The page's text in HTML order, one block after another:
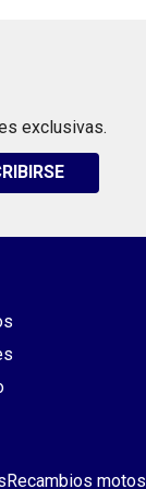
exclusivas.
Recambios motos